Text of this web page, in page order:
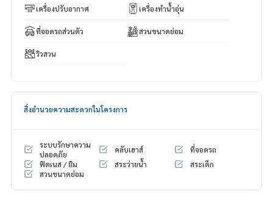
nt #home #homeforrent #homeforsale #homeforsell #ho
ale #townhomeforsell #townhomeforbuy #townhouse #t
ownhouseforrent #townhomeforsale #townhouseforsell
#townhouseforbuy #forrentcondo #Luxurycondo #Condo
entSellCondoBangkok #CondoMarket #CondoDD #Sukhu
home #Townhoue #Building #Land #warehouse #Hotel #
พัทยา #ชลบุรี #ภูเก็ต #เพจ #ทำงานด้วยใจ #ใช้ความรู้ทำงาน #
บ้านและสวน #Phetkasem #ใจกลางเมือง #สุขุมวิท #เพชรเกษม
#คอนโด #ขายคอนโด #เช่าคอนโด #คอนโดให้เช่า #รับฝากขายเ
ช่าบ้านคอนโด #ขายเช่าคอนโด #คอนโดหรู #คอนโดใกล้รถไฟฟ้
เครื่องปรับอากาศ เครื่องทำน้ำอุ่น
ที่จอดรถส่วนตัว สวนขนาดย่อม
วิวสวน
สิ่งอำนวยความสะดวกในโครงการ
ระบบรักษาความ
ปลอดภัย
คลับเฮาส์
ที่จอดรถ
ฟิตเนส / ยิม
สระว่ายน้ำ
สระเด็ก
สวนขนาดย่อม